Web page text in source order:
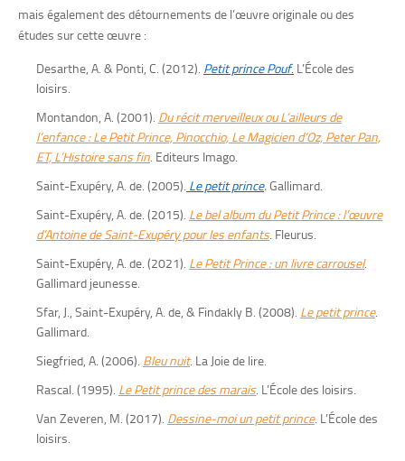
mais également des détournements de l’œuvre originale ou des
études sur cette œuvre :
Desarthe, A. & Ponti, C. (2012). Petit prince Pouf. L’École des
loisirs.
Montandon, A. (2001). Du récit merveilleux ou L’ailleurs de
l’enfance : Le Petit Prince, Pinocchio, Le Magicien d’Oz, Peter Pan,
ET, L’Histoire sans fin. Editeurs Imago.
Saint-Exupéry, A. de. (2005). Le petit prince.Gallimard.
Saint-Exupéry, A. de. (2015). Le bel album du Petit Prince : l’œuvre
d’Antoine de Saint-Exupéry pour les enfants. Fleurus.
Saint-Exupéry, A. de. (2021). Le Petit Prince : un livre carrousel.
Gallimard jeunesse.
Sfar, J., Saint-Exupéry, A. de, & Findakly B. (2008). Le petit prince.
Gallimard.
Siegfried, A. (2006). Bleu nuit. La Joie de lire.
Rascal. (1995). Le Petit prince des marais. L’École des loisirs.
Van Zeveren, M. (2017). Dessine-moi un petit prince. L’École des
loisirs.